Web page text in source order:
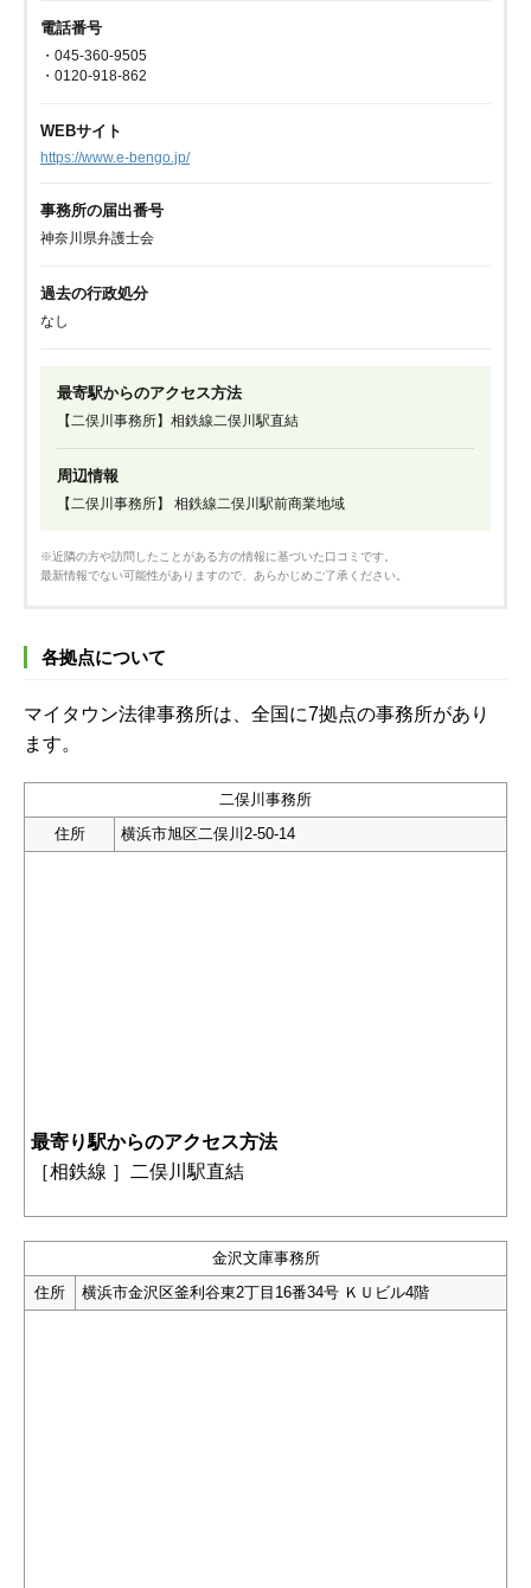
電話番号
・045-360-9505
・0120-918-862
WEBサイト
https://www.e-bengo.jp/
事務所の届出番号
神奈川県弁護士会
過去の行政処分
なし
最寄駅からのアクセス方法
【二俣川事務所】相鉄線二俣川駅直結
周辺情報
【二俣川事務所】 相鉄線二俣川駅前商業地域
※近隣の方や訪問したことがある方の情報に基づいた口コミです。
最新情報でない可能性がありますので、あらかじめご了承ください。
各拠点について
マイタウン法律事務所は、全国に7拠点の事務所があり
ます。
二俣川事務所
住所
横浜市旭区二俣川2-50-14
最寄り駅からのアクセス方法
［相鉄線 ］二俣川駅直結
金沢文庫事務所
住所
横浜市金沢区釜利谷東2丁目16番34号 ＫＵビル4階